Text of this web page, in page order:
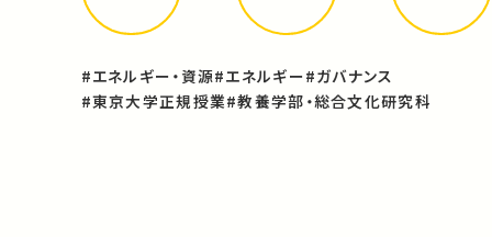
#エネルギー・資源#エネルギー#ガバナンス
#東京大学正規授業#教養学部・総合文化研究科